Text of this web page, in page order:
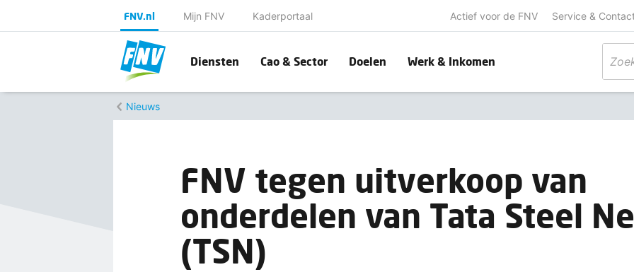
FNV.nl Mijn FNV Kaderportaal Actief voor de FNV Service &
Diensten Cao & Sector Doelen Werk & Inkomen
Nieuws
FNV tegen uitverkoop van
onderdelen van Tata Steel
(TSN)